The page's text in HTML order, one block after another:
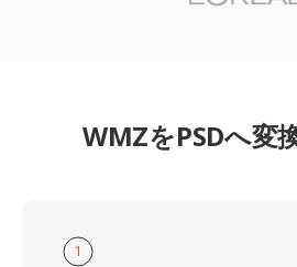
WMZをPSDへ変
1